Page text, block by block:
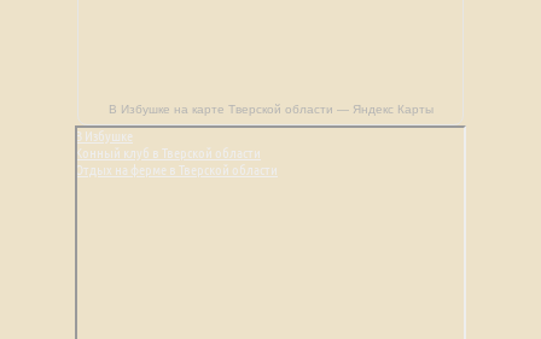
В Избушке на карте Тверской области — Яндекс Карты
В Избушке
Конный клуб в Тверской области
Отдых на ферме в Тверской области